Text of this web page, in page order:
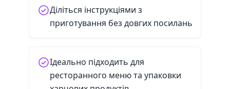
Діліться інструкціями з
приготування без довгих посилань
Ідеально підходить для
ресторанного меню та упаковки